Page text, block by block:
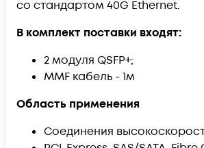
со стандартом 40G Ethernet.
В комплект поставки входят:
2 модуля QSFP+;
MMF кабель - 1м
Область применения
Соединения